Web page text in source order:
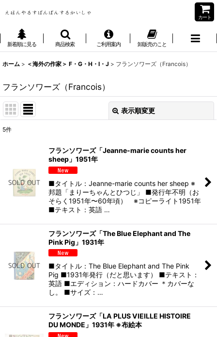
カート
新着順に見る 商品検索 ご利用案内 卸販売のこと
ホーム > ＜海外の作家＞ F・G・H・I・J > フランソワーズ（Francois）
フランソワーズ（Francois）
表示順変更
絞り込む
5件
フランソワーズ「Jeanne-marie counts her
sheep」1951年
■タイトル：Jeanne-marie counts her sheep ※
邦題「まりーちゃんとひつじ」 ■発行年不明（お
そらく1951年〜60年頃） ※コピーライト1951年
■テキスト：英語 …
フランソワーズ「The Blue Elephant and The
Pink Pig」1931年
■タイトル：The Blue Elephant and The Pink
Pig ■1931年発行（だと思います） ■テキスト：
英語 ■エディション：ハードカバー ＊カバーな
し。 ■サイズ：…
フランソワーズ「LA PLUS VIEILLE HISTOIRE
DU MONDE」1931年 ※布絵本